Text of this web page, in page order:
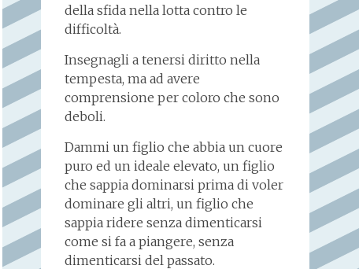
della sfida nella lotta contro le
difficoltà.
Insegnagli a tenersi diritto nella
tempesta, ma ad avere
comprensione per coloro che sono
deboli.
Dammi un figlio che abbia un cuore
puro ed un ideale elevato, un figlio
che sappia dominarsi prima di voler
dominare gli altri, un figlio che
sappia ridere senza dimenticarsi
come si fa a piangere, senza
dimenticarsi del passato.